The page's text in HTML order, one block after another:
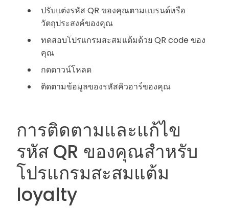
ปรับแต่งรหัส QR ของคุณตามแบรนด์หรือ
วัตถุประสงค์ของคุณ
ทดสอบโปรแกรมสะสมแต้มด้วย QR code ของ
คุณ
กดดาวน์โหลด
ติดตามข้อมูลของรหัสคิวอาร์ของคุณ
การติดตามและแก้ไข
รหัส QR ของคุณสำหรับ
โปรแกรมสะสมแต้ม
loyalty